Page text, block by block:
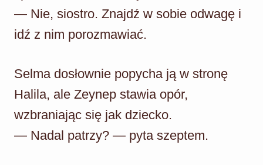
— Nie, siostro. Znajdź w sobie odwagę i
idź z nim porozmawiać.
Selma dosłownie popycha ją w stronę
Halila, ale Zeynep stawia opór,
wzbraniając się jak dziecko.
— Nadal patrzy? — pyta szeptem.